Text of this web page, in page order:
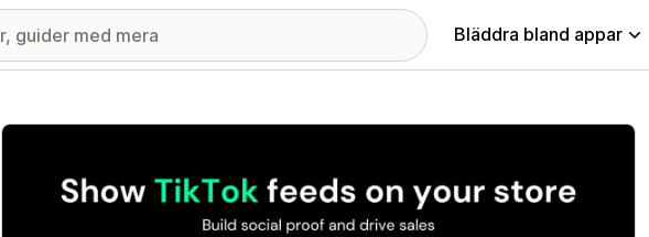
Bläddra bland appar
Galleri med utvalda bilder